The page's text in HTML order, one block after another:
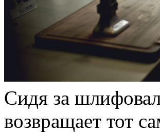
Сидя за
возвращает тот